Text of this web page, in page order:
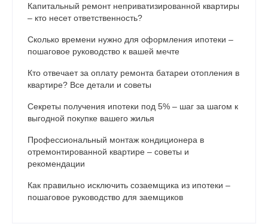
Капитальный ремонт неприватизированной квартиры
– кто несет ответственность?
Сколько времени нужно для оформления ипотеки –
пошаговое руководство к вашей мечте
Кто отвечает за оплату ремонта батареи отопления в
квартире? Все детали и советы
Секреты получения ипотеки под 5% – шаг за шагом к
выгодной покупке вашего жилья
Профессиональный монтаж кондиционера в
отремонтированной квартире – советы и
рекомендации
Как правильно исключить созаемщика из ипотеки –
пошаговое руководство для заемщиков